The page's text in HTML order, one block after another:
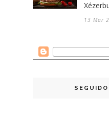
13 Mar